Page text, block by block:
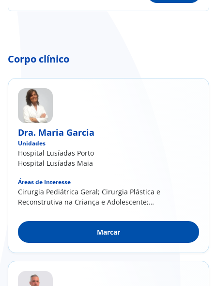
Sport
a nós
Corpo clínico
Dra. Maria Garcia
Unidades
Hospital Lusíadas Porto
Hospital Lusíadas Maia
Áreas de Interesse
Cirurgia Pediátrica Geral; Cirurgia Plástica e
Reconstrutiva na Criança e Adolescente;
pediátrica (fase aguda e sequelas); Tratamento
de Feridas
Marcar